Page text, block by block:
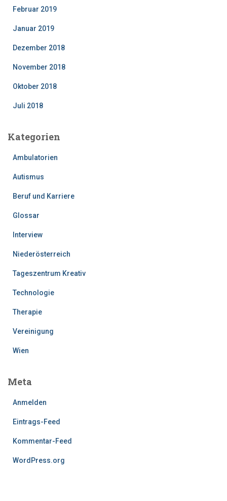
Februar 2019
Januar 2019
Dezember 2018
November 2018
Oktober 2018
Juli 2018
Kategorien
Ambulatorien
Autismus
Beruf und Karriere
Glossar
Interview
Niederösterreich
Tageszentrum Kreativ
Technologie
Therapie
Vereinigung
Wien
Meta
Anmelden
Eintrags-Feed
Kommentar-Feed
WordPress.org